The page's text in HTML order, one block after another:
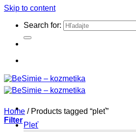
Skip to content
Search for:
Pleť
Home /Products tagged “pleť”
Filter